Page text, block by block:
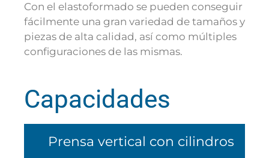
Con el elastoformado se pueden conseguir
fácilmente una gran variedad de tamaños y
piezas de alta calidad, así como múltiples
configuraciones de las mismas.
Capacidades
Prensa vertical con cilindros